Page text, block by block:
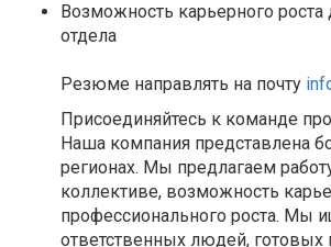
Возможность карьерного роста
отдела
Резюме направлять на почту
Присоединяйтесь к команде
Наша компания представлена
регионах. Мы предлагаем
коллективе, возможность
профессионального роста. Мы
ответственных людей,